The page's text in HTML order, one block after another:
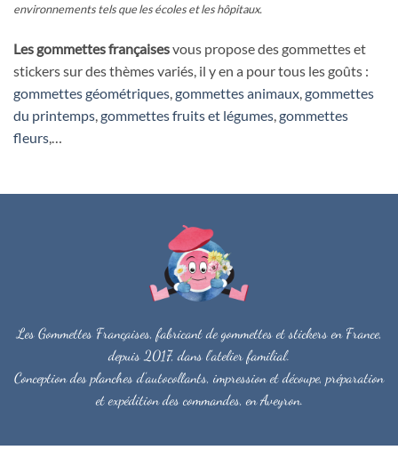
environnements tels que les écoles et les hôpitaux.
Les gommettes françaisesvous propose des gommettes et
stickers sur des thèmes variés, il y en a pour tous les goûts :
gommettes géométriques,gommettes animaux,gommettes
du printemps,gommettes fruits et légumes,gommettes
fleurs,…
Les Gommettes Françaises, fabricant de gommettes et stickers en France,
depuis 2017, dans l'atelier familial.
Conception des planches d'autocollants, impression et découpe, préparation
et expédition des commandes, en Aveyron.